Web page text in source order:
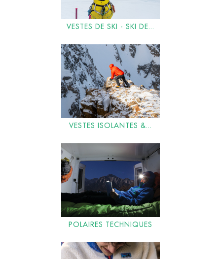
VESTES DE SKI - SKI DE...
VESTES ISOLANTES &...
POLAIRES TECHNIQUES